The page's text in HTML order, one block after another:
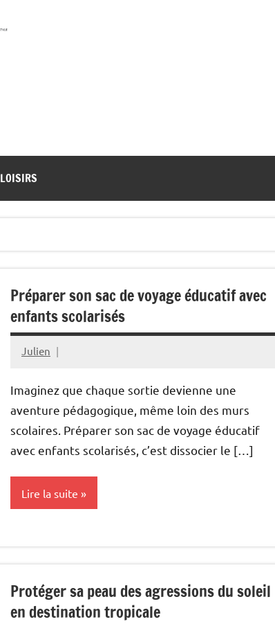
LOISIRS
Préparer son sac de voyage éducatif avec
enfants scolarisés
décembre
2025
Julien
Imaginez que chaque sortie devienne une
aventure pédagogique, même loin des murs
scolaires. Préparer son sac de voyage éducatif
avec enfants scolarisés, c’est dissocier le […]
Lire la suite
Protéger sa peau des agressions du soleil
en destination tropicale